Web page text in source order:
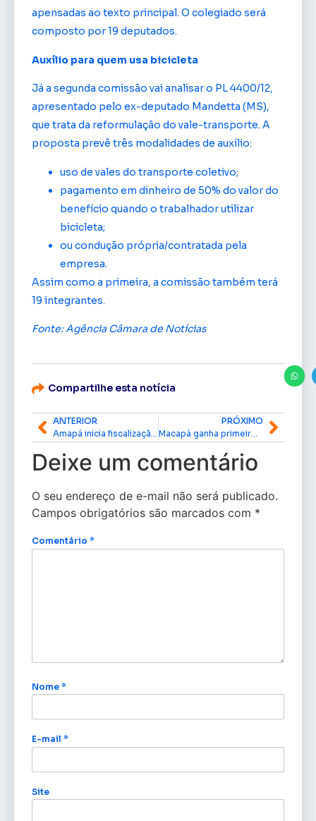
apensadas ao texto principal. O colegiado será
composto por 19 deputados.
Auxílio para quem usa bicicleta
Já a segunda comissão vai analisar o PL 4400/12,
apresentado pelo ex-deputado Mandetta (MS),
que trata da reformulação do vale-transporte. A
proposta prevê três modalidades de auxílio:
uso de vales do transporte coletivo;
pagamento em dinheiro de 50% do valor do
benefício quando o trabalhador utilizar
bicicleta;
ou condução própria/contratada pela
empresa.
Assim como a primeira, a comissão também terá
19 integrantes.
Fonte: Agência Câmara de Notícias
Compartilhe esta notícia
ANTERIOR
Amapá inicia fiscalização do IPVA e Licenciamento em 1º de outubro
PRÓXIMO
Macapá ganha primeiro teatro municipal em homenagem a Fernando Canto
Deixe um comentário
O seu endereço de e-mail não será publicado.
Campos obrigatórios são marcados com *
Comentário *
Nome *
E-mail *
Site